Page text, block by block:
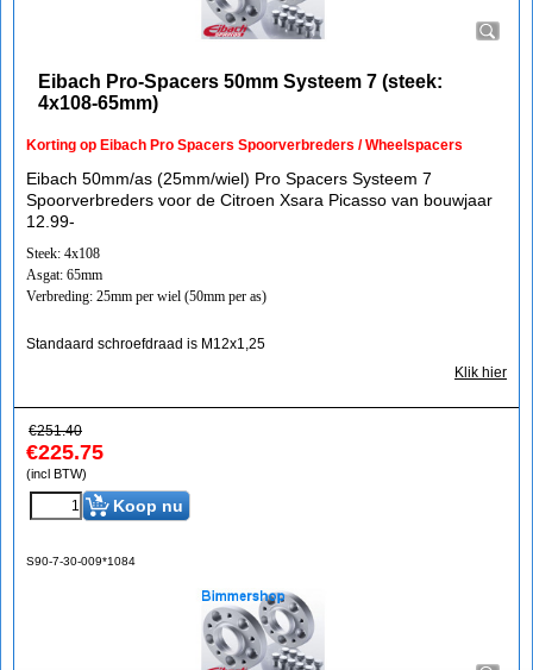
Eibach Pro-Spacers 50mm Systeem 7 (steek:
4x108-65mm)
Korting op Eibach Pro Spacers Spoorverbreders / Wheelspacers
Eibach 50mm/as (25mm/wiel) Pro Spacers Systeem 7
Spoorverbreders voor de Citroen Xsara Picasso van bouwjaar
12.99-
Steek: 4x108
Asgat: 65mm
Verbreding: 25mm per wiel (50mm per as)
Standaard schroefdraad is M12x1,25
Klik hier
€251.40
€225.75
(incl BTW)
Koop nu
S90-7-30-009*1084